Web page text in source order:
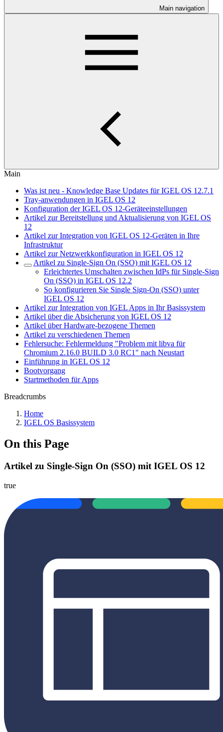
Main navigation
Main
Was ist neu - Knowledge Base Updates für IGEL OS 12.7.1
Tray-anwendungen in IGEL OS 12
Konfiguration der IGEL OS 12-Geräteeinstellungen
Artikel zur Bereitstellung und Aktualisierung von IGEL OS
12
Artikel zur Integration von IGEL OS 12-Geräten in Ihre
Infrastruktur
Artikel zur Netzwerkkonfiguration in IGEL OS 12
Artikel zu Single-Sign On (SSO) mit IGEL OS 12
Erleichtertes Umschalten zwischen IdPs für Single-Sign
On (SSO) in IGEL OS 12.2
So konfigurieren Sie Single Sign-On (SSO) unter
IGEL OS 12
Artikel zur Integration von IGEL Apps in Ihr Basissystem
Artikel über die Absicherung von IGEL OS 12
Artikel über Hardware-bezogene Themen
Artikel zu verschiedenen Themen
Fehlersuche: Fehlermeldung "Problem mit libva für
Chromium 2.16.0 BUILD 3.0 RC1" nach Neustart
Einführung in IGEL OS 12
Bootvorgang
Startmethoden für Apps
Breadcrumbs
Home
IGEL OS Basissystem
On this Page
Artikel zu Single-Sign On (SSO) mit IGEL OS 12
true